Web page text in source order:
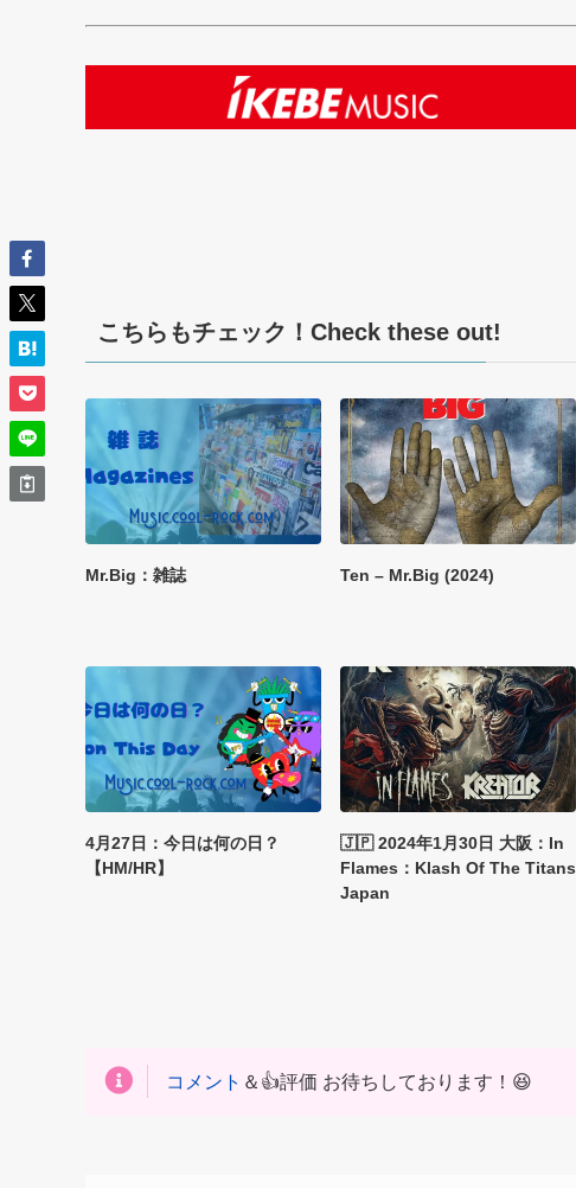
こちらもチェック！Check these out!
Mr.Big：雑誌 Ten – Mr.Big (2024)
4月27日：今日は何の日？
【HM/HR】
🇯🇵 2024年1月30日 大阪：In
Flames：Klash Of The Titans
Japan
コメント ＆👍評価 お待ちしております！😆